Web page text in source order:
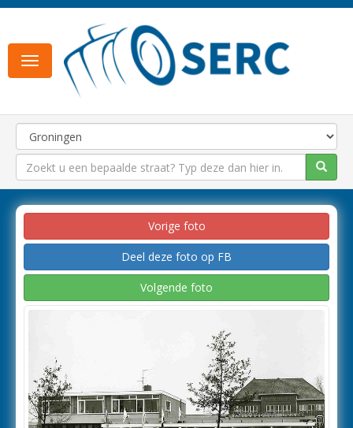
Toggle
navigation
Vorige foto
Deel deze foto op FB
Volgende foto